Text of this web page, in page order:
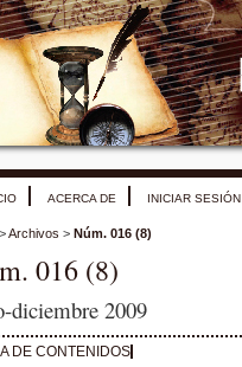
ACERCA DE INICIAR SESIÓN
>Archivos > Núm. 016 (8)
016 (8)
diciembre 2009
DE CONTENIDOS